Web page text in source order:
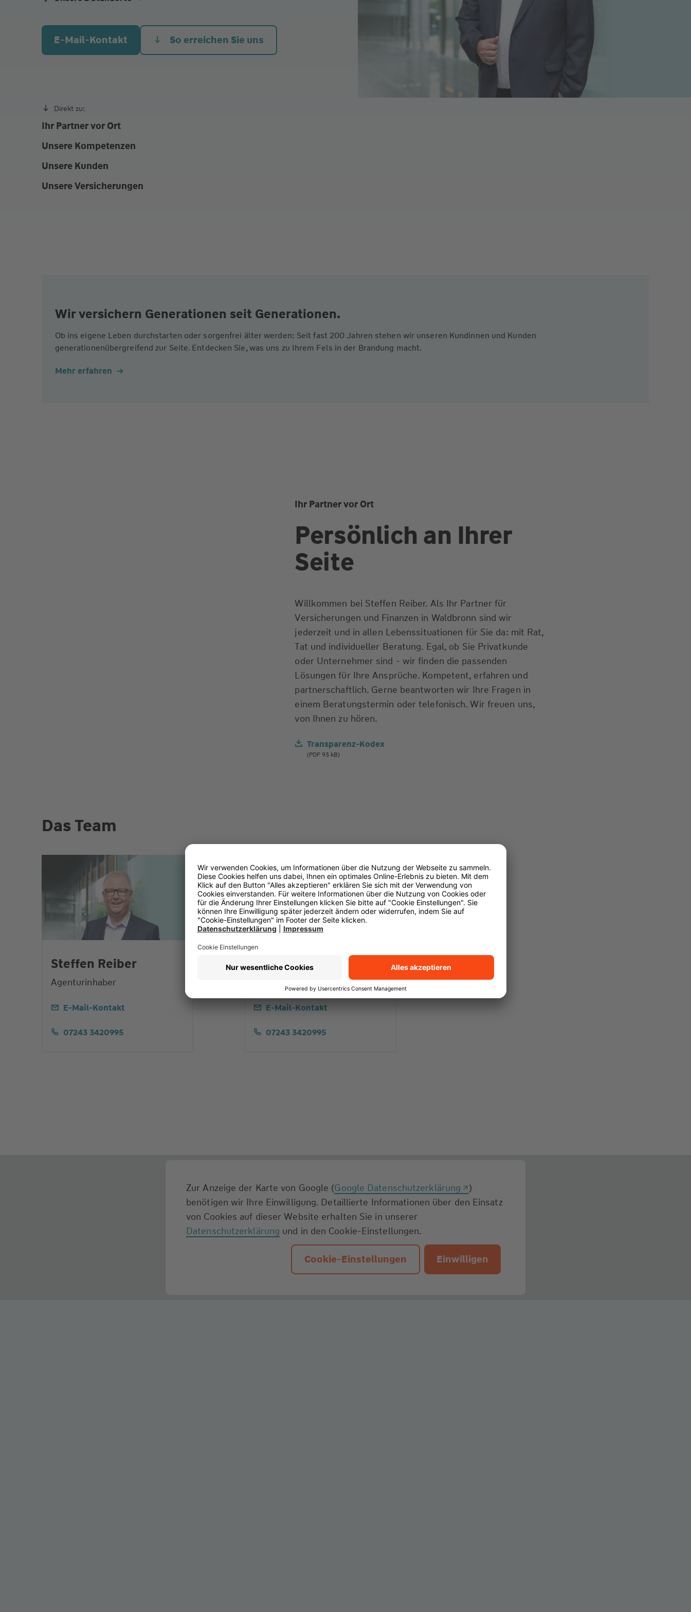
aliqua culpa cillum ullamco
Finkenweg 3, 75334 Straubenhardt
E-Mail-Kontakt So erreichen Sie uns
Direkt zu:
Ihr Partner vor Ort
Unsere Kompetenzen
Unsere Kunden
Unsere Versicherungen
Wir versichern Generationen seit Generationen.
Ob ins eigene Leben durchstarten oder sorgenfrei älter werden: Seit fast 200 Jahren stehen wir unseren Kundinnen und Kunden
generationenübergreifend zur Seite. Entdecken Sie, was uns zu Ihrem Fels in der Brandung macht.
Mehr erfahren
Ihr Partner vor Ort
Persönlich an Ihrer
Seite
Willkommen bei Steffen Reiber. Als Ihr Partner für
Versicherungen und Finanzen in Waldbronn sind wir
jederzeit und in allen Lebenssituationen für Sie da: mit Rat,
Tat und individueller Beratung. Egal, ob Sie Privatkunde
oder Unternehmer sind - wir finden die passenden
Lösungen für Ihre Ansprüche. Kompetent, erfahren und
partnerschaftlich. Gerne beantworten wir Ihre Fragen in
einem Beratungstermin oder telefonisch. Wir freuen uns,
von Ihnen zu hören.
Transparenz-Kodex
(PDF 93 kB)
Das Team
Steffen Reiber
Agenturinhaber
E-Mail-Kontakt
07243 3420995
Claudia Schall
E-Mail-Kontakt
07243 3420995
Zur Anzeige der Karte von Google (Google Datenschutzerklärung
)
benötigen wir Ihre Einwilligung. Detaillierte Informationen über den Einsatz
von Cookies auf dieser Website erhalten Sie in unserer
Datenschutzerklärung und in den Cookie-Einstellungen.
Cookie-Einstellungen Einwilligen